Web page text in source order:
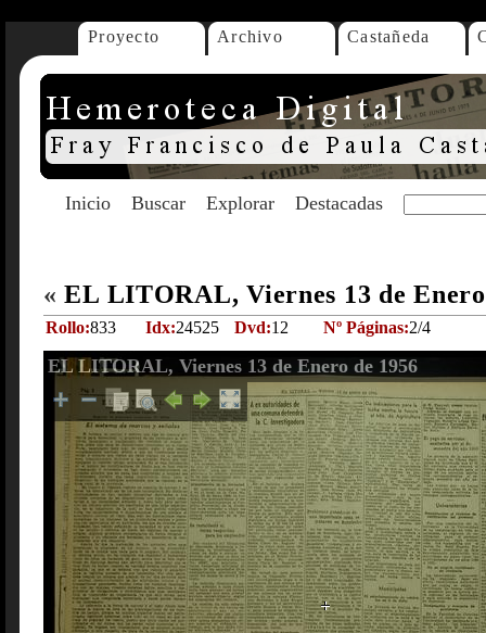
Proyecto Archivo Castañeda
Inicio Buscar Explorar Destacadas
« EL LITORAL, Viernes 13 de
Rollo:833 Idx:24525 Dvd:12 Nº Páginas:2/4
EL LITORAL, Viernes 13 de Enero de 1956